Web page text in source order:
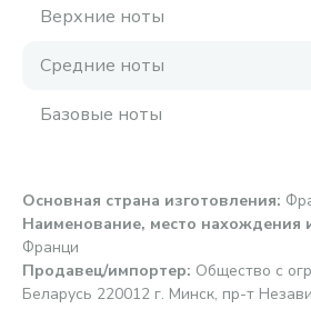
Верхние ноты
Средние ноты
Базовые ноты
Основная страна изготовления:
Наименование, место нахождения
Франци
Продавец/импортер: Общество с
Беларусь 220012 г. Минск, пр-т